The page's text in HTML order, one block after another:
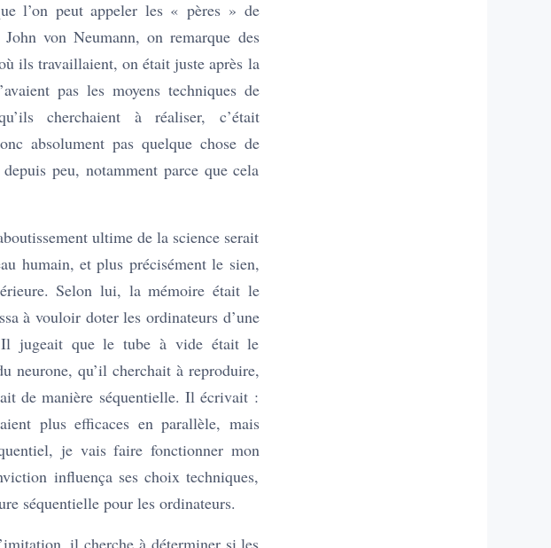
l’on peut appeler les « pères » de
von Neumann, on remarque des
ils travaillaient, on était juste après la
pas les moyens techniques de
cherchaient à réaliser, c’était
absolument pas quelque chose de
peu, notamment parce que cela
ultime de la science serait
humain, et plus précisément le sien,
Selon lui, la mémoire était le
à vouloir doter les ordinateurs d’une
Il jugeait que le tube à vide était le
neurone, qu’il cherchait à reproduire,
de manière séquentielle. Il écrivait :
plus efficaces en parallèle, mais
je vais faire fonctionner mon
influença ses choix techniques,
séquentielle pour les ordinateurs.
il cherche à déterminer si les